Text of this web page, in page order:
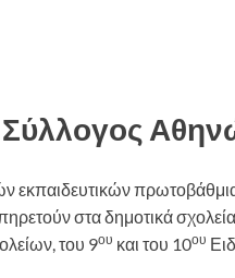
Σύλλογος
εκπαιδευτικών
στα δημοτικά
του 9ου και του 10ου